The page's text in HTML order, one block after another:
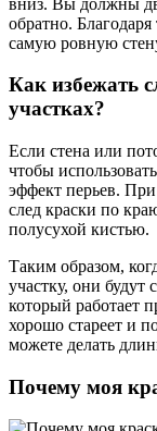
обратно.
самую ровную
Как избежать
участках?
Если стена или
чтобы
эффект перьев.
след краски по
полусухой кистью.
Таким образом,
участку, они будут
который работает
хорошо стареет и
можете делать
Почему моя